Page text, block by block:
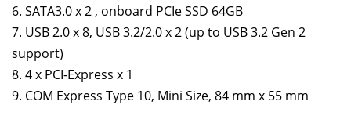
6. SATA3.0 x 2 , onboard PCIe SSD 64GB
7. USB 2.0 x 8, USB 3.2/2.0 x 2 (up to USB 3.2 Gen 2
support)
8. 4 x PCI-Express x 1
9. COM Express Type 10, Mini Size, 84 mm x 55 mm